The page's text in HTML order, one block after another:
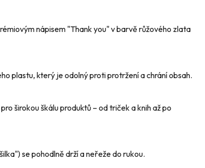
nápisem "Thank you" v barvě růžového zlata
plastu, který je odolný proti protržení a chrání obsah.
širokou škálu produktů – od triček a knih až po
se pohodlně drží a neřeže do rukou.